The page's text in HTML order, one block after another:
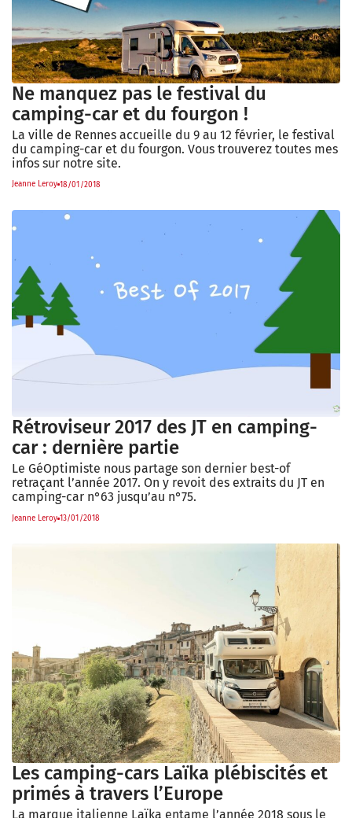
Ne manquez pas le festival du
camping-car et du fourgon !
La ville de Rennes accueille du 9 au 12 février, le festival
du camping-car et du fourgon. Vous trouverez toutes mes
infos sur notre site.
Jeanne Leroy 18/01/2018
Rétroviseur 2017 des JT en camping-
car : dernière partie
Le GéOptimiste nous partage son dernier best-of
retraçant l’année 2017. On y revoit des extraits du JT en
camping-car n°63 jusqu’au n°75.
Jeanne Leroy 13/01/2018
Les camping-cars Laïka plébiscités et
primés à travers l’Europe
La marque italienne Laïka entame l’année 2018 sous le